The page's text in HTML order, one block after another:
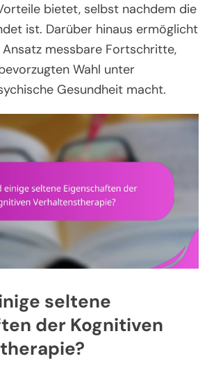
bietet, selbst nachdem die
ist. Darüber hinaus ermöglicht
messbare Fortschritte,
Wahl unter
Gesundheit macht.
seltene
der Kognitiven